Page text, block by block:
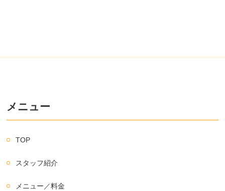
メニュー
TOP
スタッフ紹介
メニュー／料金